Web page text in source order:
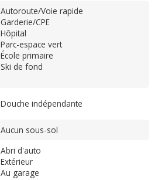
Autoroute/Voie rapide
Garderie/CPE
Hôpital
Parc-espace vert
École primaire
Ski de fond
Douche indépendante
Aucun sous-sol
Abri d'auto
Extérieur
Au garage